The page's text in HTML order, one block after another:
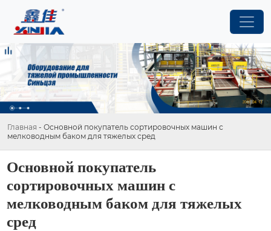
Главная - Основной покупатель сортировочных машин с
мелководным баком для тяжелых сред
Основной покупатель
сортировочных машин с
мелководным баком для тяжелых
сред